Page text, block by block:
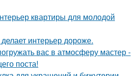
квартиры для молодой
интерьер дороже.
вас в атмосферу мастер -
поста!